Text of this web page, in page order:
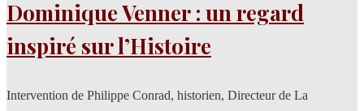
Dominique Venner : un regard
inspiré sur l’Histoire
Intervention de Philippe Conrad, historien, Directeur de La